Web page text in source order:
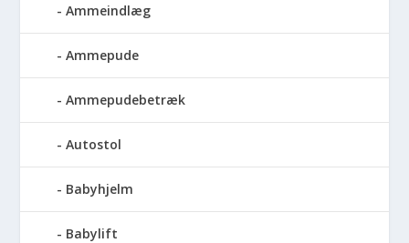
Ammeindlæg
Ammepude
Ammepudebetræk
Autostol
Babyhjelm
Babylift